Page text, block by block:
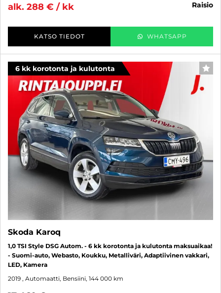
alk. 288 € / kk
raisio
KATSO TIEDOT WHATSAPP
6 kk korotonta ja kulutonta
Skoda Karoq
1,0 TSI Style DSG Autom. - 6 kk korotonta ja kulutonta maksuaikaa!
- Suomi-auto, Webasto, Koukku, Metalliväri, Adaptiivinen vakkari,
LED, Kamera
2019 , Automaatti, Bensiini, 144 000 km